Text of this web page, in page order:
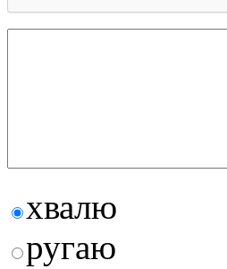
хвалю
ругаю